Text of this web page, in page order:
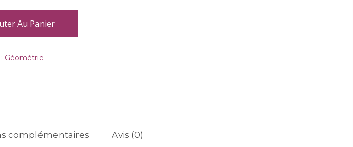
Au Panier
Géométrie
complémentaires Avis (0)